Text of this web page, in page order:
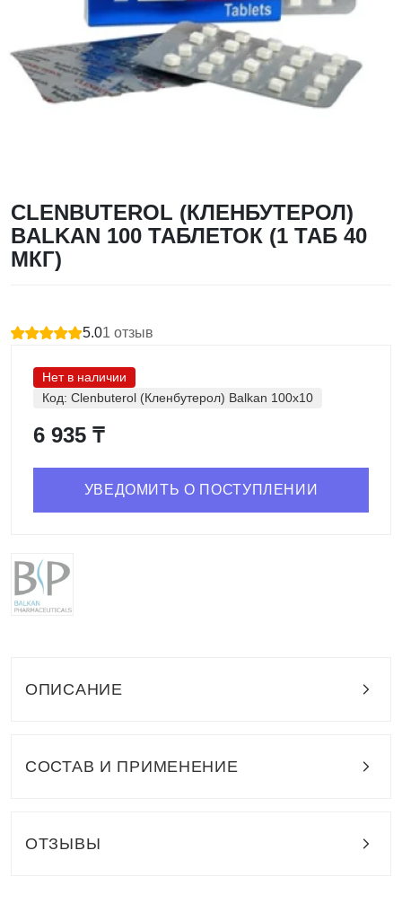
CLENBUTEROL (КЛЕНБУТЕРОЛ)
BALKAN 100 ТАБЛЕТОК (1 ТАБ 40
МКГ)
5.01 отзыв
Нет в наличии
Код: Clenbuterol (Кленбутерол) Balkan 100x10
6 935 ₸
УВЕДОМИТЬ О ПОСТУПЛЕНИИ
ОПИСАНИЕ
СОСТАВ И ПРИМЕНЕНИЕ
ОТЗЫВЫ